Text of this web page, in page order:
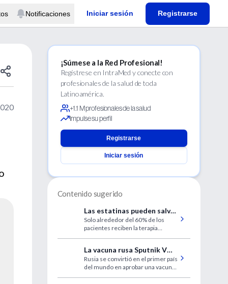
Notificaciones Iniciar sesión Registrarse
¡Súmese a la Red Profesional!
Regístrese en IntraMed y conecte con
profesionales de la salud de toda
Latinoamérica.
+1.1 M profesionales de la salud
Impulse su perfil
Registrarse
Iniciar sesión
Contenido sugerido
Las estatinas pueden salvar
vidas
Solo alrededor del 60% de los
pacientes reciben la terapia
La vacuna rusa Sputnik V
para COVID-19
Rusia se convirtió en el primer país
del mundo en aprobar una vacuna